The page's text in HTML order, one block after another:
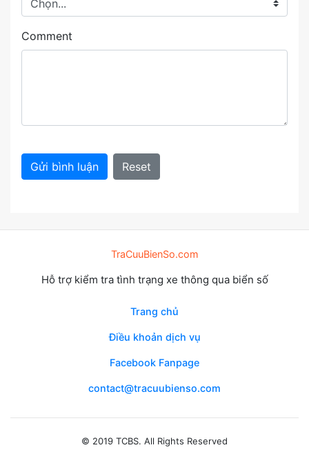
Comment
Gửi bình luận Reset
TraCuuBienSo.com
Hỗ trợ kiểm tra tình trạng xe thông qua biển số
Trang chủ
Điều khoản dịch vụ
Facebook Fanpage
contact@tracuubienso.com
© 2019 TCBS. All Rights Reserved